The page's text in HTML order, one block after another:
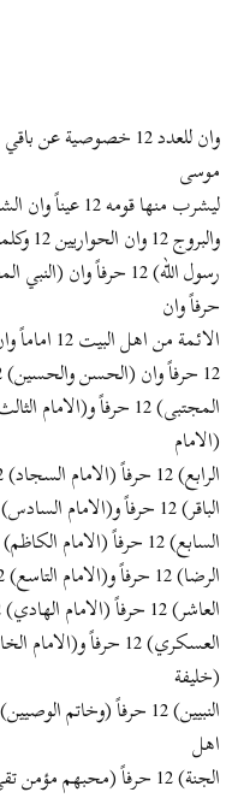
وان للعدد 12 خصوصية
موسى
ليشرب منها قومه 12 عيناً وان الشهور 12 شهراً وان الاسباط 12 والثقباء 12
والبروج 12 وان الحواريين 12 وكلمة التوحيد (لااله الا الله) 12 حرفاً و(محمد
حرفاً وان
الائمة من اهل البيت 12 اماماً وان (امير المؤمنين) 12 حرفاً و(فاطمة الزهراء)
12 حرفاً وان (الحسن والحسين) 12 حرفاً وان (الامام الثاني) 12 حرفاً (الحسن
(الامام
الرابع) 12 حرفاً (الامام السجاد) 12 حرفاً، (الامام الخامس) 12 حرفاً (الامام
الباقر) 12 حرفاً و(الامام السادس) 12 حرفاً (الامام الصادق) 12 حرفاً و(الامام
السابع) 12 حرفاً (الامام الكاظم) 12 حرفاً و(الامام الثامن) 12 حرفاً (الامام
الرضا) 12 حرفاً و(الامام التاسع) 12 حرفاً (الامام الجواد) 12 حرفاً و(الامام
العاشر) 12 حرفاً (الامام الهادي) 12 حرفاً و(امام المسلمين) 12 حرفاً (الحسن
(خليفة
اهل
الجنة) 12 حرفاً (محبهم مؤمن تقي) 12 حرفاً (عدوهم كافر شقي) 12 حرفاً